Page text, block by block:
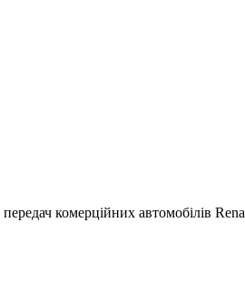
комерційних автомобілів